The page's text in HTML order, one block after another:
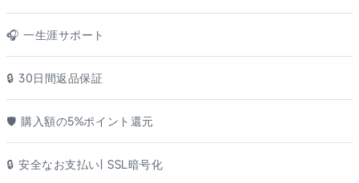
🎧 一生涯サポート
🔒 30日間返品保証
🛡️ 購入額の5%ポイント還元
🔒 安全なお支払い| SSL暗号化